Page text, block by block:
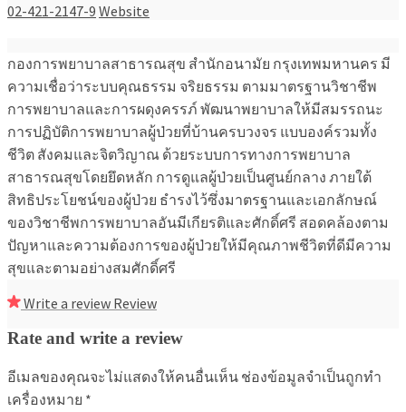
02-421-2147-9 Website
กองการพยาบาลสาธารณสุข สำนักอนามัย กรุงเทพมหานคร มี
ความเชื่อว่าระบบคุณธรรม จริยธรรม ตามมาตรฐานวิชาชีพ
การพยาบาลและการผดุงครรภ์ พัฒนาพยาบาลให้มีสมรรถนะ
การปฏิบัติการพยาบาลผู้ป่วยที่บ้านครบวงจร แบบองค์รวมทั้ง
ชีวิต สังคมและจิตวิญาณ ด้วยระบบการทางการพยาบาล
สาธารณสุขโดยยึดหลัก การดูแลผู้ป่วยเป็นศูนย์กลาง ภายใต้
สิทธิประโยชน์ของผู้ป่วย ธำรงไว้ซึ่งมาตรฐานและเอกลักษณ์
ของวิชาชีพการพยาบาลอันมีเกียรติและศักดิ์ศรี สอดคล้องตาม
ปัญหาและความต้องการของผู้ป่วยให้มีคุณภาพชีวิตที่ดีมีความ
สุขและตามอย่างสมศักดิ์ศรี
Write a review Review
Rate and write a review
อีเมลของคุณจะไม่แสดงให้คนอื่นเห็น ช่องข้อมูลจำเป็นถูกทำ
เครื่องหมาย *